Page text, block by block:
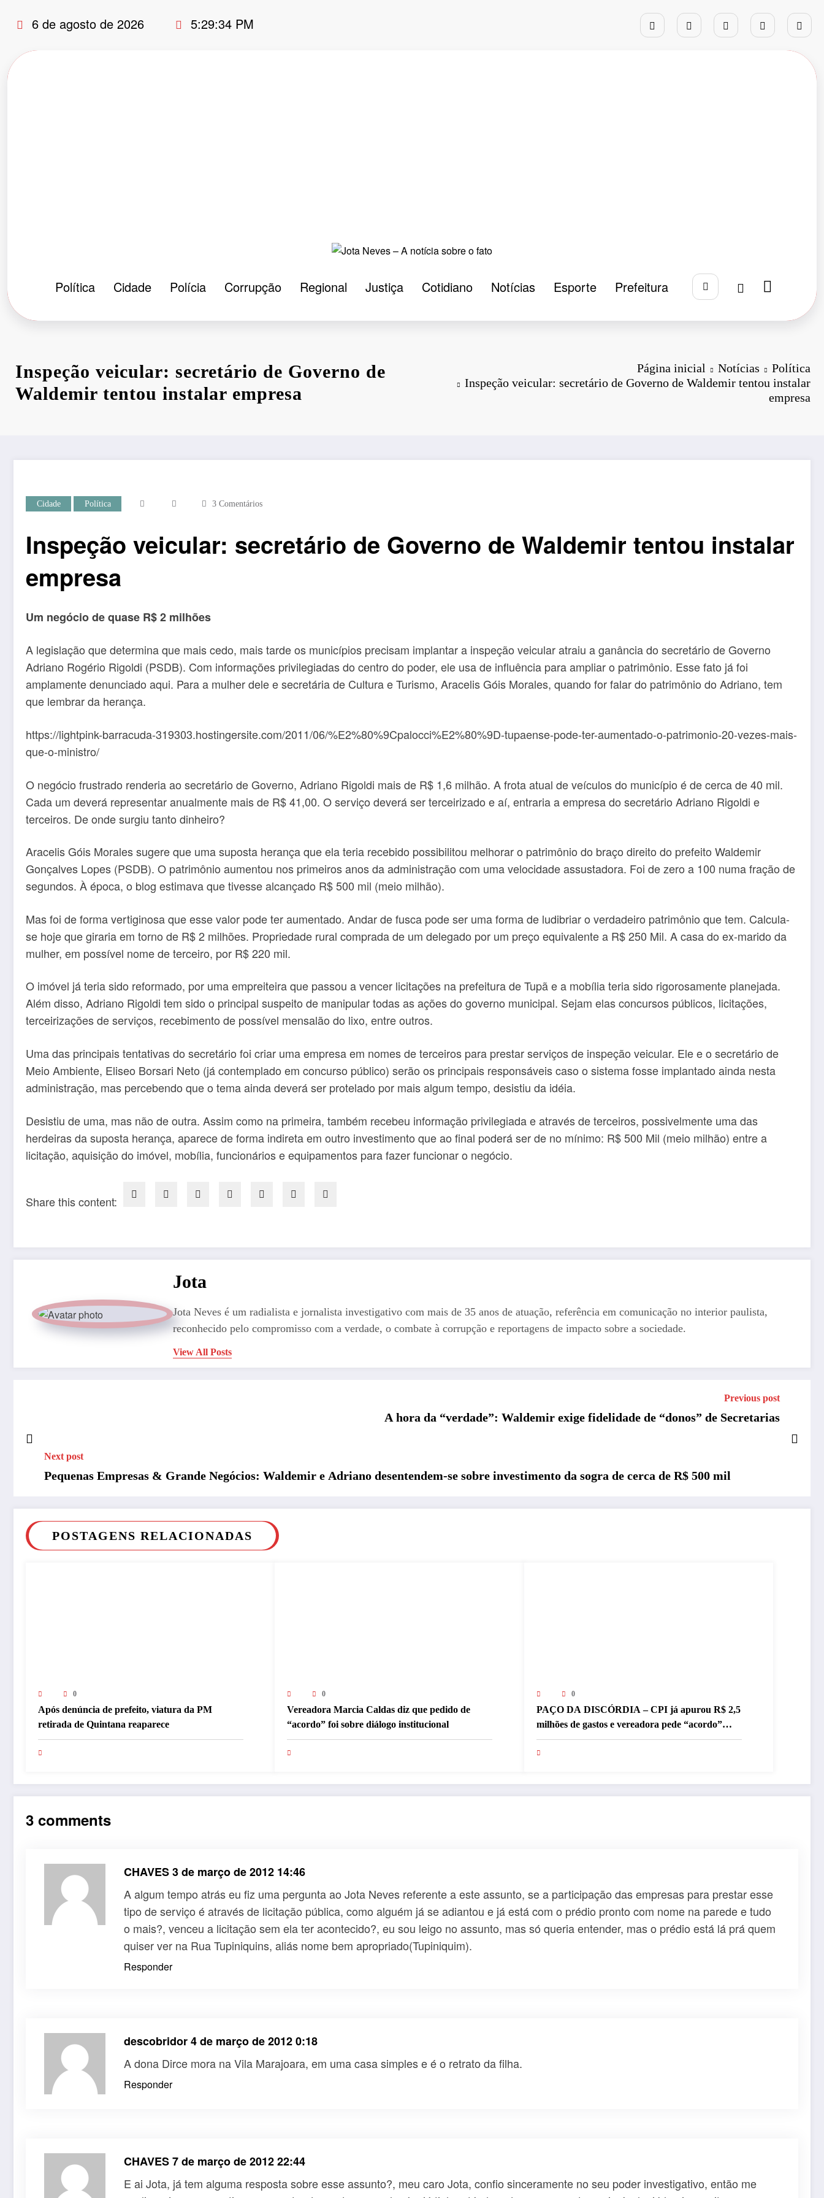
para
conteúdo
6 de agosto de 2026 5:29:35 PM
Política Cidade Polícia Corrupção Regional Justiça Cotidiano Notícias Esporte Prefeitura
Inspeção veicular: secretário de Governo de
Waldemir tentou instalar empresa
Página inicial Notícias
Política
Inspeção veicular: secretário de Governo de Waldemir tentou instalar
empresa
Cidade Política 3 Comentários
Inspeção veicular: secretário de Governo de Waldemir tentou instalar
empresa
Um negócio de quase R$ 2 milhões
A legislação que determina que mais cedo, mais tarde os municípios precisam implantar a inspeção veicular atraiu a ganância do secretário de Governo
Adriano Rogério Rigoldi (PSDB). Com informações privilegiadas do centro do poder, ele usa de influência para ampliar o patrimônio. Esse fato já foi
amplamente denunciado aqui. Para a mulher dele e secretária de Cultura e Turismo, Aracelis Góis Morales, quando for falar do patrimônio do Adriano, tem
que lembrar da herança.
https://lightpink-barracuda-319303.hostingersite.com/2011/06/%E2%80%9Cpalocci%E2%80%9D-tupaense-pode-ter-aumentado-o-patrimonio-20-vezes-mais-
que-o-ministro/
O negócio frustrado renderia ao secretário de Governo, Adriano Rigoldi mais de R$ 1,6 milhão. A frota atual de veículos do município é de cerca de 40 mil.
Cada um deverá representar anualmente mais de R$ 41,00. O serviço deverá ser terceirizado e aí, entraria a empresa do secretário Adriano Rigoldi e
terceiros. De onde surgiu tanto dinheiro?
Aracelis Góis Morales sugere que uma suposta herança que ela teria recebido possibilitou melhorar o patrimônio do braço direito do prefeito Waldemir
Gonçalves Lopes (PSDB). O patrimônio aumentou nos primeiros anos da administração com uma velocidade assustadora. Foi de zero a 100 numa fração de
segundos. À época, o blog estimava que tivesse alcançado R$ 500 mil (meio milhão).
Mas foi de forma vertiginosa que esse valor pode ter aumentado. Andar de fusca pode ser uma forma de ludibriar o verdadeiro patrimônio que tem. Calcula-
se hoje que giraria em torno de R$ 2 milhões. Propriedade rural comprada de um delegado por um preço equivalente a R$ 250 Mil. A casa do ex-marido da
mulher, em possível nome de terceiro, por R$ 220 mil.
O imóvel já teria sido reformado, por uma empreiteira que passou a vencer licitações na prefeitura de Tupã e a mobília teria sido rigorosamente planejada.
Além disso, Adriano Rigoldi tem sido o principal suspeito de manipular todas as ações do governo municipal. Sejam elas concursos públicos, licitações,
terceirizações de serviços, recebimento de possível mensalão do lixo, entre outros.
Uma das principais tentativas do secretário foi criar uma empresa em nomes de terceiros para prestar serviços de inspeção veicular. Ele e o secretário de
Meio Ambiente, Eliseo Borsari Neto (já contemplado em concurso público) serão os principais responsáveis caso o sistema fosse implantado ainda nesta
administração, mas percebendo que o tema ainda deverá ser protelado por mais algum tempo, desistiu da idéia.
Desistiu de uma, mas não de outra. Assim como na primeira, também recebeu informação privilegiada e através de terceiros, possivelmente uma das
herdeiras da suposta herança, aparece de forma indireta em outro investimento que ao final poderá ser de no mínimo: R$ 500 Mil (meio milhão) entre a
licitação, aquisição do imóvel, mobília, funcionários e equipamentos para fazer funcionar o negócio.
Share this content:
Jota
Jota Neves é um radialista e jornalista investigativo com mais de 35 anos de atuação, referência em comunicação no interior paulista,
reconhecido pelo compromisso com a verdade, o combate à corrupção e reportagens de impacto sobre a sociedade.
View All Posts
Previous post
A hora da “verdade”: Waldemir exige fidelidade de “donos” de Secretarias
Next post
Pequenas Empresas & Grande Negócios: Waldemir e Adriano desentendem-se sobre investimento da sogra de cerca de R$ 500 mil
POSTAGENS RELACIONADAS
0
Após denúncia de prefeito, viatura da PM
retirada de Quintana reaparece
0
Vereadora Marcia Caldas diz que pedido de
“acordo” foi sobre diálogo institucional
0
PAÇO DA DISCÓRDIA – CPI já apurou R$ 2,5
milhões de gastos e vereadora pede “acordo”
para aprovar R$ 9,5 milhões
3 comments
CHAVES3 de março de 2012 14:46
A algum tempo atrás eu fiz uma pergunta ao Jota Neves referente a este assunto, se a participação das empresas para prestar esse
tipo de serviço é através de licitação pública, como alguém já se adiantou e já está com o prédio pronto com nome na parede e tudo
o mais?, venceu a licitação sem ela ter acontecido?, eu sou leigo no assunto, mas só queria entender, mas o prédio está lá prá quem
quiser ver na Rua Tupiniquins, aliás nome bem apropriado(Tupiniquim).
Responder
descobridor4 de março de 2012 0:18
A dona Dirce mora na Vila Marajoara, em uma casa simples e é o retrato da filha.
Responder
CHAVES7 de março de 2012 22:44
E ai Jota, já tem alguma resposta sobre esse assunto?, meu caro Jota, confio sinceramente no seu poder investigativo, então me